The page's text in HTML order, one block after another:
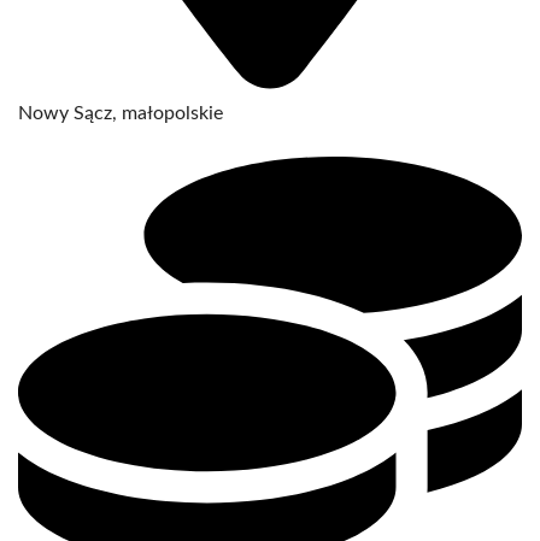
Nowy Sącz, małopolskie